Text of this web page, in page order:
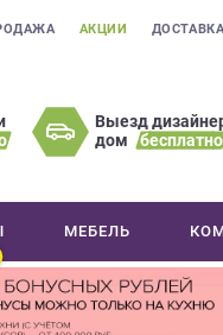
АКЦИИ
Выезд
дом
бесплатно
МЕБЕЛЬ